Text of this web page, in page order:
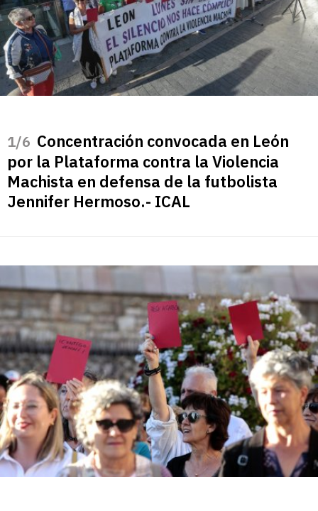
/6 Concentración convocada en León
por la Plataforma contra la Violencia
Machista en defensa de la futbolista
Jennifer Hermoso.- ICAL